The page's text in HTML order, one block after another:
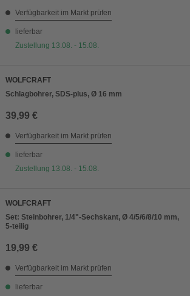
Verfügbarkeit im Markt prüfen
lieferbar
Zustellung 13.08. - 15.08.
WOLFCRAFT
Schlagbohrer, SDS-plus, Ø 16 mm
39,99 €
Verfügbarkeit im Markt prüfen
lieferbar
Zustellung 13.08. - 15.08.
WOLFCRAFT
Set: Steinbohrer, 1/4"-Sechskant, Ø 4/5/6/8/10 mm,
5-teilig
19,99 €
Verfügbarkeit im Markt prüfen
lieferbar